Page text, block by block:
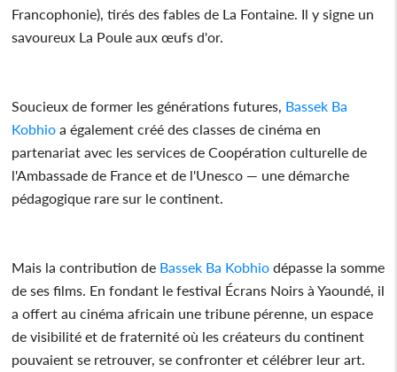
Francophonie), tirés des fables de La Fontaine. Il y signe un
savoureux La Poule aux œufs d'or.
Soucieux de former les générations futures, Bassek Ba
Kobhio a également créé des classes de cinéma en
partenariat avec les services de Coopération culturelle de
l'Ambassade de France et de l'Unesco — une démarche
pédagogique rare sur le continent.
Mais la contribution de Bassek Ba Kobhio dépasse la somme
de ses films. En fondant le festival Écrans Noirs à Yaoundé, il
a offert au cinéma africain une tribune pérenne, un espace
de visibilité et de fraternité où les créateurs du continent
pouvaient se retrouver, se confronter et célébrer leur art.